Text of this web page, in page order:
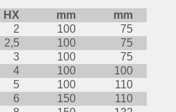
HX mm
mm
2 100
75
2,5 100
75
3 100
75
4 100
100
5 100
110
6 150
110